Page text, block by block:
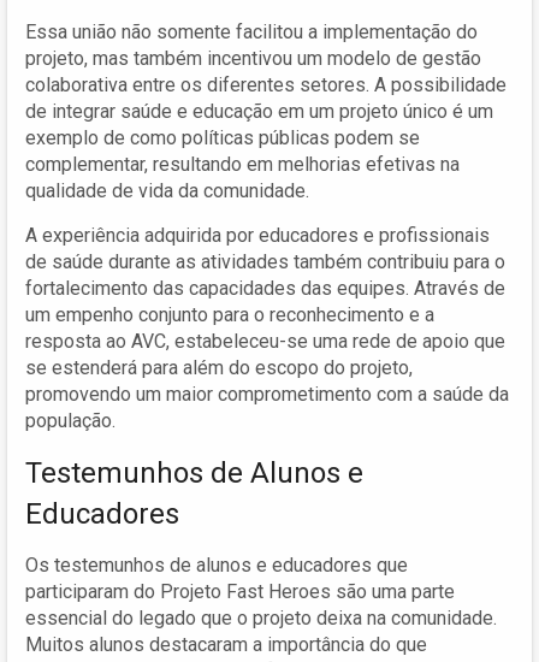
Essa união não somente facilitou a implementação do
projeto, mas também incentivou um modelo de gestão
colaborativa entre os diferentes setores. A possibilidade
de integrar saúde e educação em um projeto único é um
exemplo de como políticas públicas podem se
complementar, resultando em melhorias efetivas na
qualidade de vida da comunidade.
A experiência adquirida por educadores e profissionais
de saúde durante as atividades também contribuiu para o
fortalecimento das capacidades das equipes. Através de
um empenho conjunto para o reconhecimento e a
resposta ao AVC, estabeleceu-se uma rede de apoio que
se estenderá para além do escopo do projeto,
promovendo um maior comprometimento com a saúde da
população.
Testemunhos de Alunos e
Educadores
Os testemunhos de alunos e educadores que
participaram do Projeto Fast Heroes são uma parte
essencial do legado que o projeto deixa na comunidade.
Muitos alunos destacaram a importância do que